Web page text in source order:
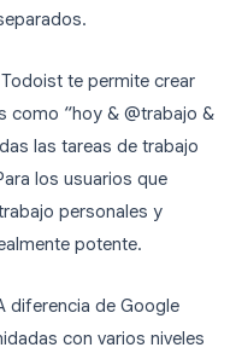
Todoist te permite crear
como “hoy & @trabajo &
las tareas de trabajo
los usuarios que
personales y
potente.
diferencia de Google
con varios niveles